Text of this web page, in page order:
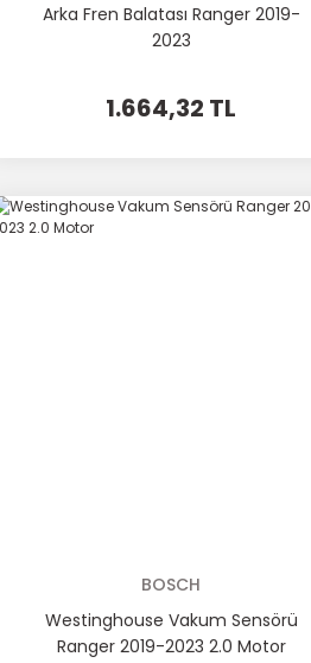
Arka Fren Balatası Ranger 2019-
2023
1.664,32 TL
BOSCH
Westinghouse Vakum Sensörü
Ranger 2019-2023 2.0 Motor